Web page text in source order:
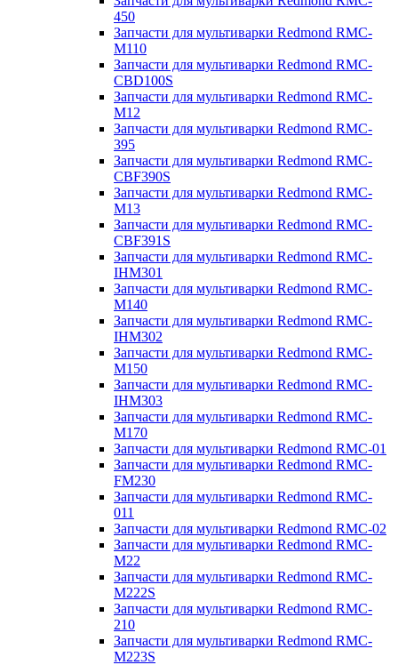
450
Запчасти для мультиварки Redmond RMC-
M110
Запчасти для мультиварки Redmond RMC-
CBD100S
Запчасти для мультиварки Redmond RMC-
M12
Запчасти для мультиварки Redmond RMC-
395
Запчасти для мультиварки Redmond RMC-
CBF390S
Запчасти для мультиварки Redmond RMC-
M13
Запчасти для мультиварки Redmond RMC-
CBF391S
Запчасти для мультиварки Redmond RMC-
IHM301
Запчасти для мультиварки Redmond RMC-
M140
Запчасти для мультиварки Redmond RMC-
IHM302
Запчасти для мультиварки Redmond RMC-
M150
Запчасти для мультиварки Redmond RMC-
IHM303
Запчасти для мультиварки Redmond RMC-
M170
Запчасти для мультиварки Redmond RMC-01
Запчасти для мультиварки Redmond RMC-
FM230
Запчасти для мультиварки Redmond RMC-
011
Запчасти для мультиварки Redmond RMC-02
Запчасти для мультиварки Redmond RMC-
M22
Запчасти для мультиварки Redmond RMC-
M222S
Запчасти для мультиварки Redmond RMC-
210
Запчасти для мультиварки Redmond RMC-
M223S